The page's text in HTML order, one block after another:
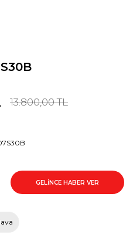
13.800,00 TL
GELİNCE HABER VER